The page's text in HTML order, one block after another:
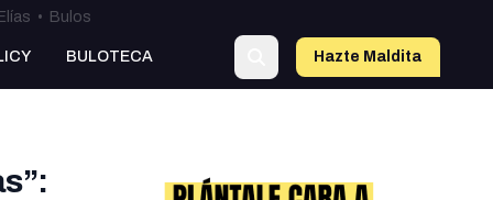
• Bulos
BULOTECA Hazte Maldito